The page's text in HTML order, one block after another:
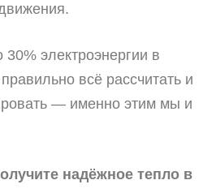
электроэнергии в
всё рассчитать и
— именно этим мы и
надёжное тепло в